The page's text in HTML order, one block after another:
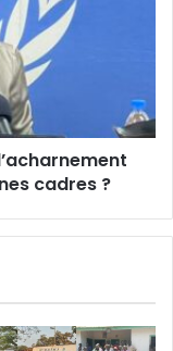
cadres ?